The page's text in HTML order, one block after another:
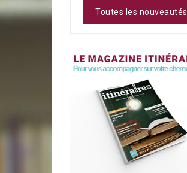
Toutes les nouveautés